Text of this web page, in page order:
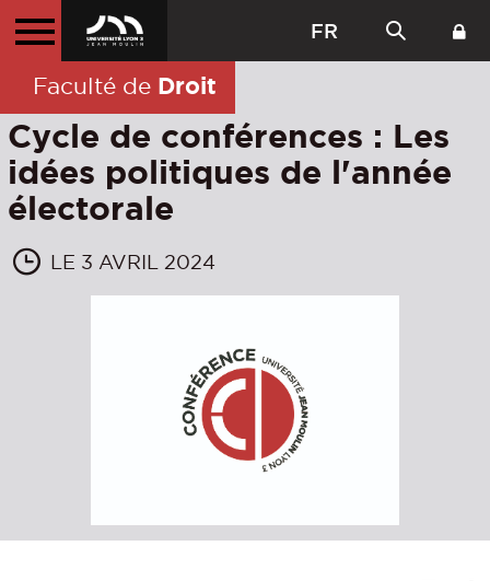
FR
Faculté de Droit
Cycle de conférences : Les
idées politiques de l'année
électorale
LE 3 AVRIL 2024